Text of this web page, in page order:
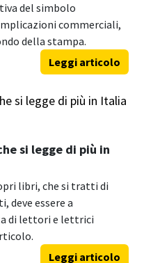
del simbolo
commerciali,
della stampa.
Leggi articolo
si legge di più in
libri, che si tratti di
deve essere a
di lettori e lettrici
Leggi articolo